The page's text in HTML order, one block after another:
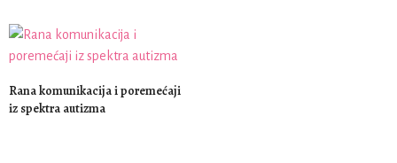
Rana komunikacija i poremećaji
iz spektra autizma